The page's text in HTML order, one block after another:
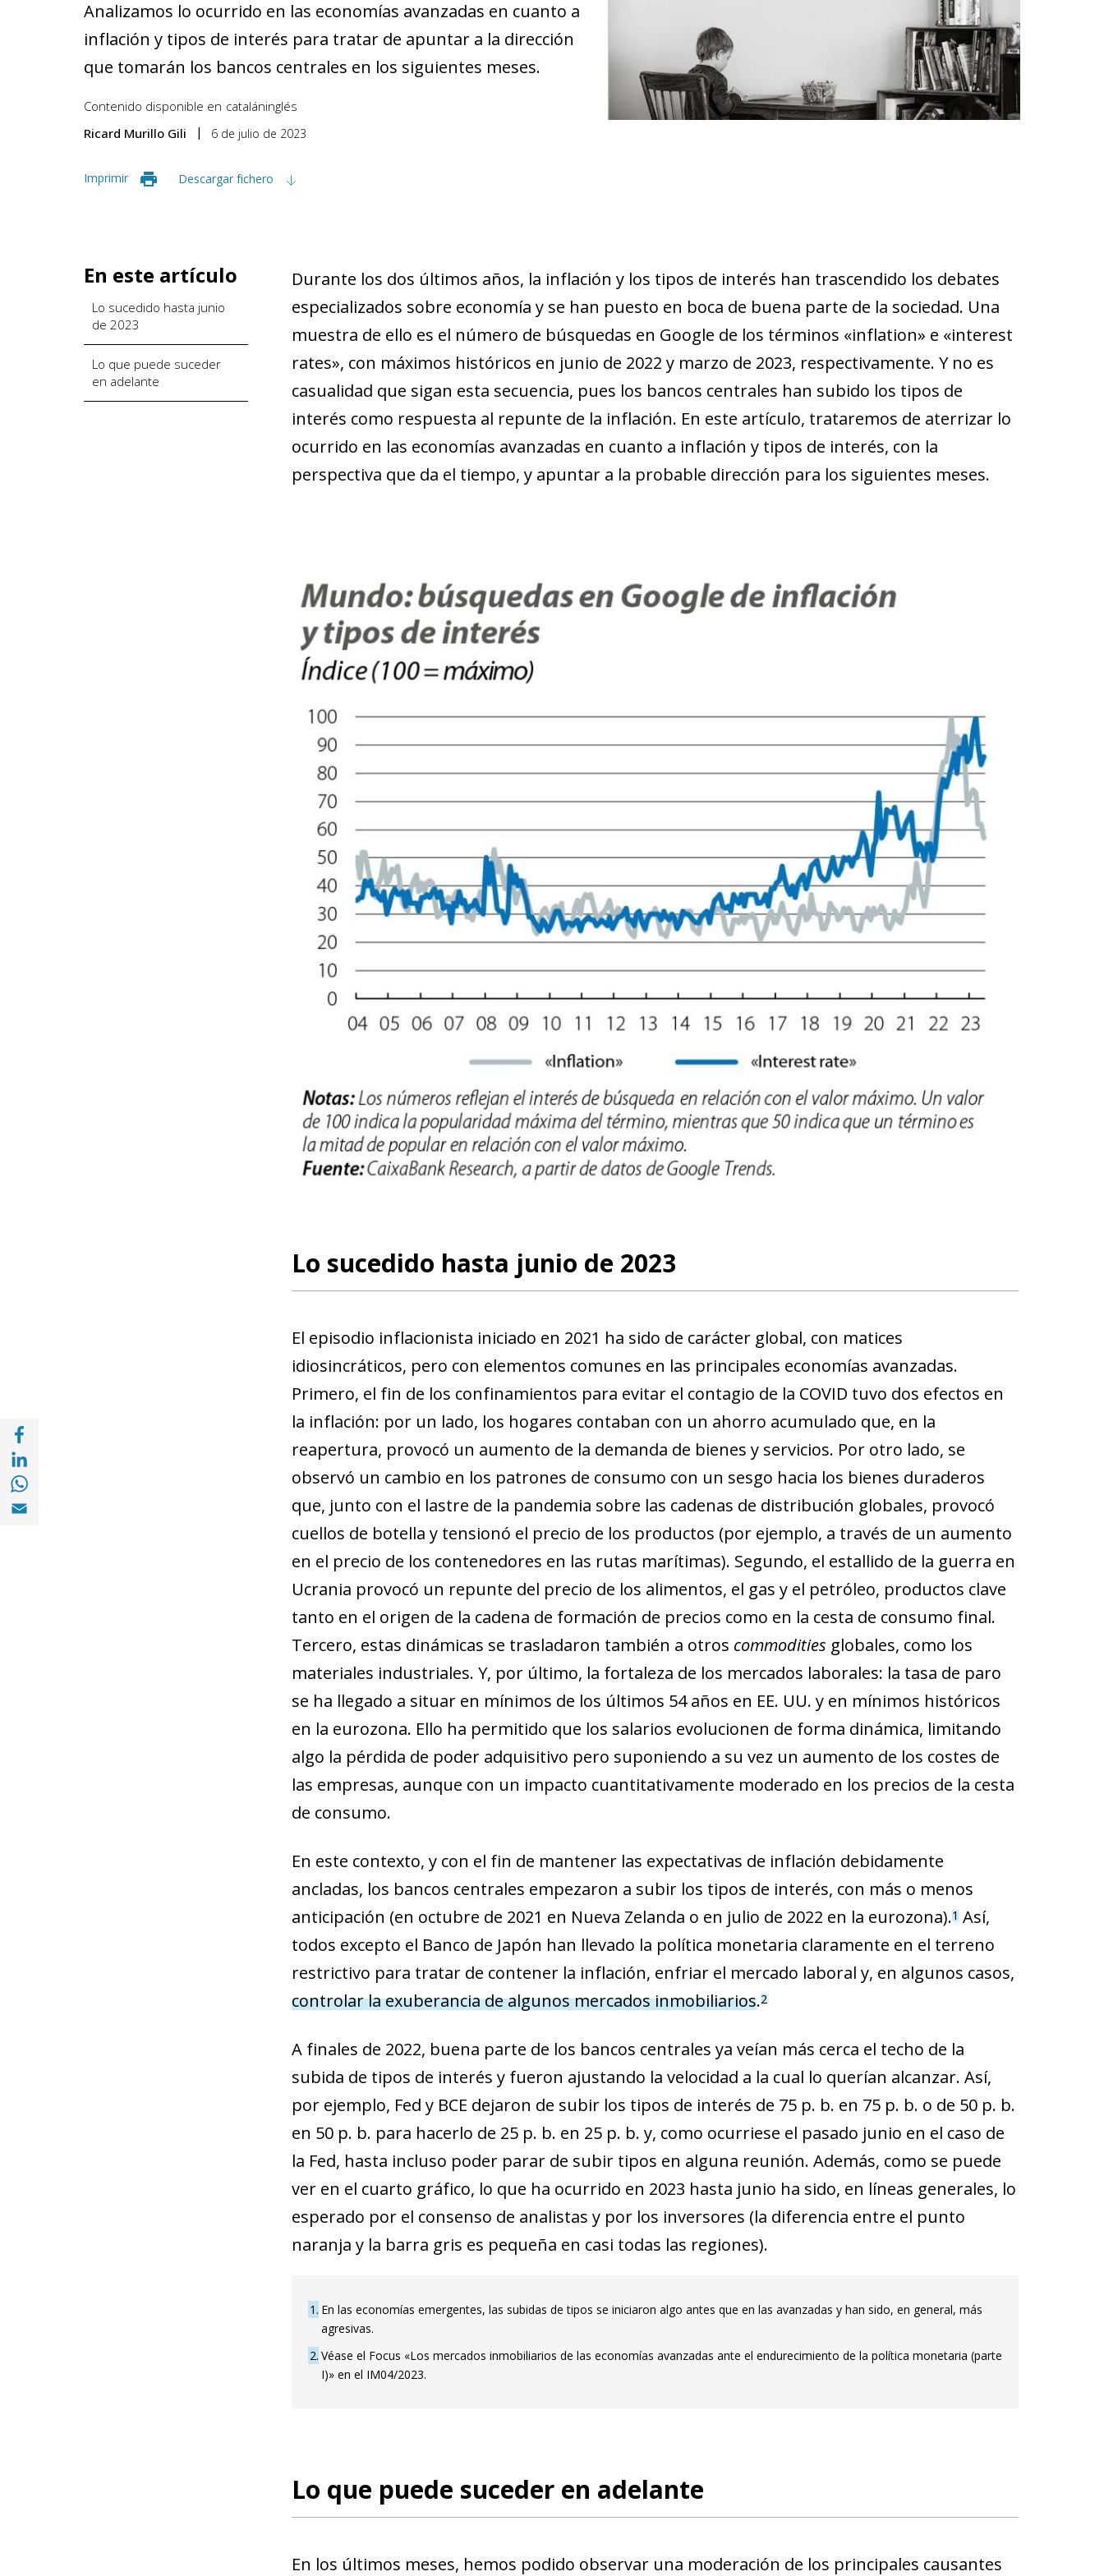
Analizamos lo ocurrido en las economías avanzadas en cuanto a
inflación y tipos de interés para tratar de apuntar a la dirección
que tomarán los bancos centrales en los siguientes meses.
Contenido disponible en cataláninglés
Ricard Murillo Gili
6 de julio de 2023
Imprimir Descargar fichero
Compartir en Facebook (opens in a new window)
Compartir en with Linkedin (opens in a new window)
Compartir en with Whatsapp (opens in a new window)
Compartir en Email (opens in a new window)
En este artículo
Lo sucedido hasta junio
de 2023
Lo que puede suceder
en adelante
Durante los dos últimos años, la inflación y los tipos de interés han trascendido los debates
especializados sobre economía y se han puesto en boca de buena parte de la sociedad. Una
muestra de ello es el número de búsquedas en Google de los términos «inflation» e «interest
rates», con máximos históricos en junio de 2022 y marzo de 2023, respectivamente. Y no es
casualidad que sigan esta secuencia, pues los bancos centrales han subido los tipos de
interés como respuesta al repunte de la inflación. En este artículo, trataremos de aterrizar lo
ocurrido en las economías avanzadas en cuanto a inflación y tipos de interés, con la
perspectiva que da el tiempo, y apuntar a la probable dirección para los siguientes meses.
Lo sucedido hasta junio de 2023
El episodio inflacionista iniciado en 2021 ha sido de carácter global, con matices
idiosincráticos, pero con elementos comunes en las principales economías avanzadas.
Primero, el fin de los confinamientos para evitar el contagio de la COVID tuvo dos efectos en
la inflación: por un lado, los hogares contaban con un ahorro acumulado que, en la
reapertura, provocó un aumento de la demanda de bienes y servicios. Por otro lado, se
observó un cambio en los patrones de consumo con un sesgo hacia los bienes duraderos
que, junto con el lastre de la pandemia sobre las cadenas de distribución globales, provocó
cuellos de botella y tensionó el precio de los productos (por ejemplo, a través de un aumento
en el precio de los contenedores en las rutas marítimas). Segundo, el estallido de la guerra en
Ucrania provocó un repunte del precio de los alimentos, el gas y el petróleo, productos clave
tanto en el origen de la cadena de formación de precios como en la cesta de consumo final.
Tercero, estas dinámicas se trasladaron también a otros commodities globales, como los
materiales industriales. Y, por último, la fortaleza de los mercados laborales: la tasa de paro
se ha llegado a situar en mínimos de los últimos 54 años en EE. UU. y en mínimos históricos
en la eurozona. Ello ha permitido que los salarios evolucionen de forma dinámica, limitando
algo la pérdida de poder adquisitivo pero suponiendo a su vez un aumento de los costes de
las empresas, aunque con un impacto cuantitativamente moderado en los precios de la cesta
de consumo.
En este contexto, y con el fin de mantener las expectativas de inflación debidamente
ancladas, los bancos centrales empezaron a subir los tipos de interés, con más o menos
anticipación (en octubre de 2021 en Nueva Zelanda o en julio de 2022 en la eurozona).1Así,
todos excepto el Banco de Japón han llevado la política monetaria claramente en el terreno
restrictivo para tratar de contener la inflación, enfriar el mercado laboral y, en algunos casos,
controlar la exuberancia de algunos mercados inmobiliarios.2
A finales de 2022, buena parte de los bancos centrales ya veían más cerca el techo de la
subida de tipos de interés y fueron ajustando la velocidad a la cual lo querían alcanzar. Así,
por ejemplo, Fed y BCE dejaron de subir los tipos de interés de 75 p. b. en 75 p. b. o de 50 p. b.
en 50 p. b. para hacerlo de 25 p. b. en 25 p. b. y, como ocurriese el pasado junio en el caso de
la Fed, hasta incluso poder parar de subir tipos en alguna reunión. Además, como se puede
ver en el cuarto gráfico, lo que ha ocurrido en 2023 hasta junio ha sido, en líneas generales, lo
esperado por el consenso de analistas y por los inversores (la diferencia entre el punto
naranja y la barra gris es pequeña en casi todas las regiones).
1 En las economías emergentes, las subidas de tipos se iniciaron algo antes que en las avanzadas y han sido, en general, más
agresivas.
2 Véase el Focus «Los mercados inmobiliarios de las economías avanzadas ante el endurecimiento de la política monetaria (parte
I)» en el IM04/2023.
Lo que puede suceder en adelante
En los últimos meses, hemos podido observar una moderación de los principales causantes